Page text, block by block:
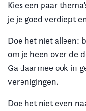
Kies een paar
je je goed verdiept
Doe het niet alleen:
om je heen over de
Ga daarmee ook in
verenigingen.
Doe het niet even